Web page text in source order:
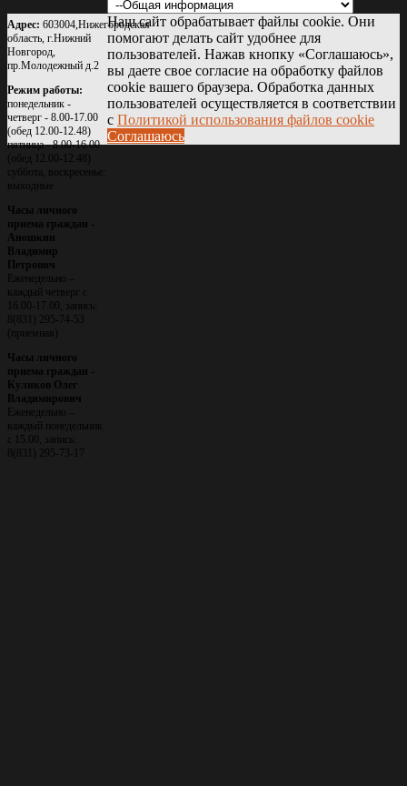
Адрес: 603004,Нижегородская
область, г.Нижний
Новгород,
пр.Молодежный д.2
Режим работы:
понедельник -
четверг - 8.00-17.00
(обед 12.00-12.48)
пятница - 8.00-16.00
(обед 12.00-12.48)
суббота, воскресенье:
выходные
Часы личного
приема граждан -
Аношкин
Владимир
Петрович
Еженедельно –
каждый четверг с
16.00-17.00, запись:
8(831) 295-74-53
(приемная)
Часы личного
приема граждан -
Куликов Олег
Владимирович
Еженедельно –
каждый понедельник
с 15.00, запись:
8(831) 295-73-17
Наш сайт обрабатывает файлы cookie. Они
помогают делать сайт удобнее для
пользователей. Нажав кнопку «Соглашаюсь»,
вы даете свое согласие на обработку файлов
cookie вашего браузера. Обработка данных
пользователей осуществляется в соответствии
сПолитикой использования файлов cookie
Соглашаюсь